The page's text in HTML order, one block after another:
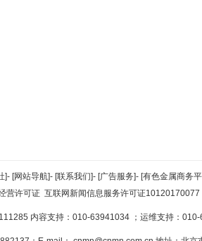
]- [网站导航]- [联系我们]- [广告服务]- [有色金属商务
营许可证 互联网新闻信息服务许可证10120170077
内容支持：010-63941034 ；运维支持：